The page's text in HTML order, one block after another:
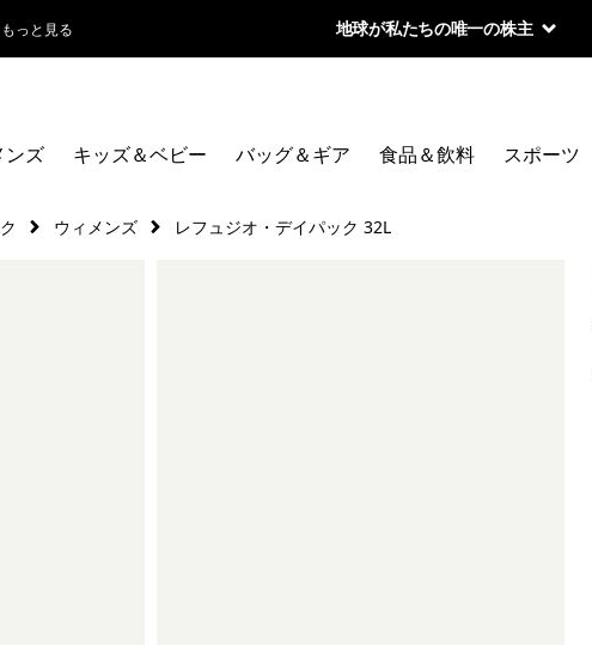
もっと見る 地球が私たちの唯一の株主
ンズ キッズ＆ベビー バッグ＆ギア 食品＆飲料 スポーツ
ウィメンズ レフュジオ・デイパック 32L